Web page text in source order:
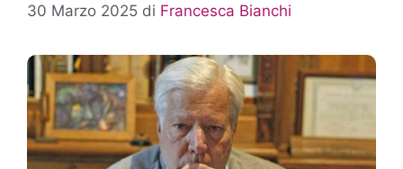
30 Marzo 2025 di Francesca Bianchi